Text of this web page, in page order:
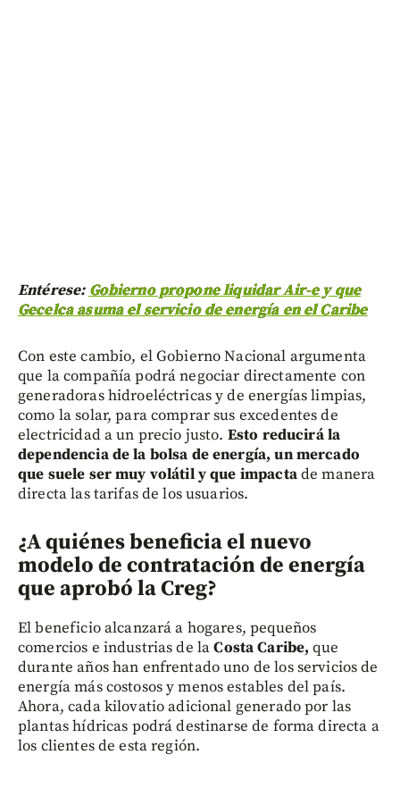
Entérese: Gobierno propone liquidar Air-e y que
Gecelca asuma el servicio de energía en el Caribe
Con este cambio, el Gobierno Nacional argumenta
que la compañía podrá negociar directamente con
generadoras hidroeléctricas y de energías limpias,
como la solar, para comprar sus excedentes de
electricidad a un precio justo. Esto reducirá la
dependencia de la bolsa de energía, un mercado
que suele ser muy volátil y que impactade manera
directa las tarifas de los usuarios.
¿A quiénes beneficia el nuevo
modelo de contratación de energía
que aprobó la Creg?
El beneficio alcanzará a hogares, pequeños
comercios e industrias de laCosta Caribe, que
durante años han enfrentado uno de los servicios de
energía más costosos y menos estables del país.
Ahora, cada kilovatio adicional generado por las
plantas hídricas podrá destinarse de forma directa a
los clientes de esta región.